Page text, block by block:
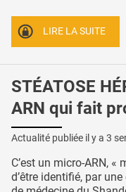
LIRE LA SUITE
STÉATOSE
ARN qui fait
Actualité publiée il y a 3
C’est un micro-ARN,
d’être identifié, par